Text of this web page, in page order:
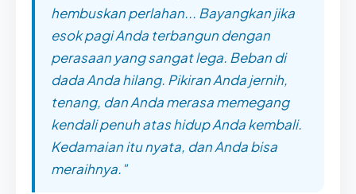
hembuskan perlahan... Bayangkan jika
esok pagi Anda terbangun dengan
perasaan yang sangat lega. Beban di
dada Anda hilang. Pikiran Anda jernih,
tenang, dan Anda merasa memegang
kendali penuh atas hidup Anda kembali.
Kedamaian itu nyata, dan Anda bisa
meraihnya."